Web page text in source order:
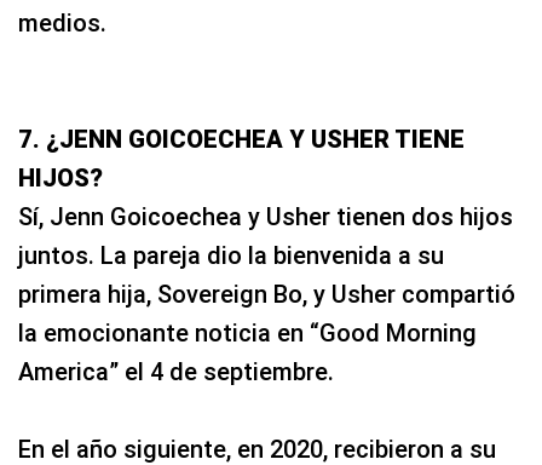
medios.
7. ¿JENN GOICOECHEA Y USHER TIENE
HIJOS?
Sí, Jenn Goicoechea y Usher tienen dos hijos
juntos. La pareja dio la bienvenida a su
primera hija, Sovereign Bo, y Usher compartió
la emocionante noticia en “Good Morning
America” el 4 de septiembre.
En el año siguiente, en 2020, recibieron a su